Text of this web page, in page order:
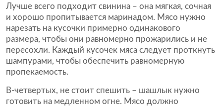
Лучше всего подходит свинина – она мягкая, сочная
и хорошо пропитывается маринадом. Мясо нужно
нарезать на кусочки примерно одинакового
размера, чтобы они равномерно прожарились и не
пересохли. Каждый кусочек мяса следует проткнуть
шампурами, чтобы обеспечить равномерную
пропекаемость.
В-четвертых, не стоит спешить – шашлык нужно
готовить на медленном огне. Мясо должно